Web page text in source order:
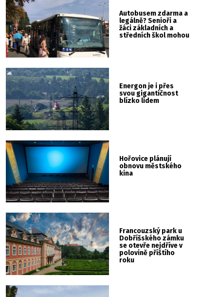
Autobusem zdarma a
legálně? Senioři a
žáci základních a
středních škol mohou
Energon je i přes
svou gigantičnost
blízko lidem
Hořovice plánují
obnovu městského
kina
Francouzský park u
Dobříšského zámku
se otevře nejdříve v
polovině příštího
roku